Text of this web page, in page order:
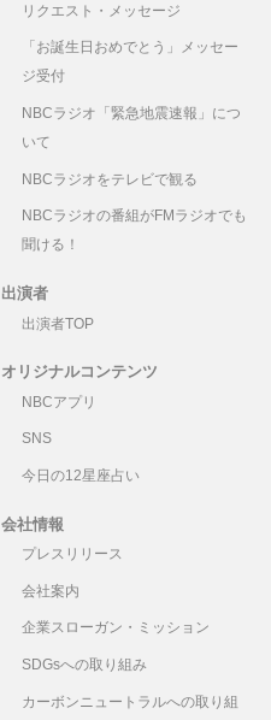
リクエスト・メッセージ
「お誕生日おめでとう」メッセー
ジ受付
NBCラジオ「緊急地震速報」につ
いて
NBCラジオをテレビで観る
NBCラジオの番組がFMラジオでも
聞ける！
出演者
出演者TOP
オリジナルコンテンツ
NBCアプリ
SNS
今日の12星座占い
会社情報
プレスリリース
会社案内
企業スローガン・ミッション
SDGsへの取り組み
カーボンニュートラルへの取り組